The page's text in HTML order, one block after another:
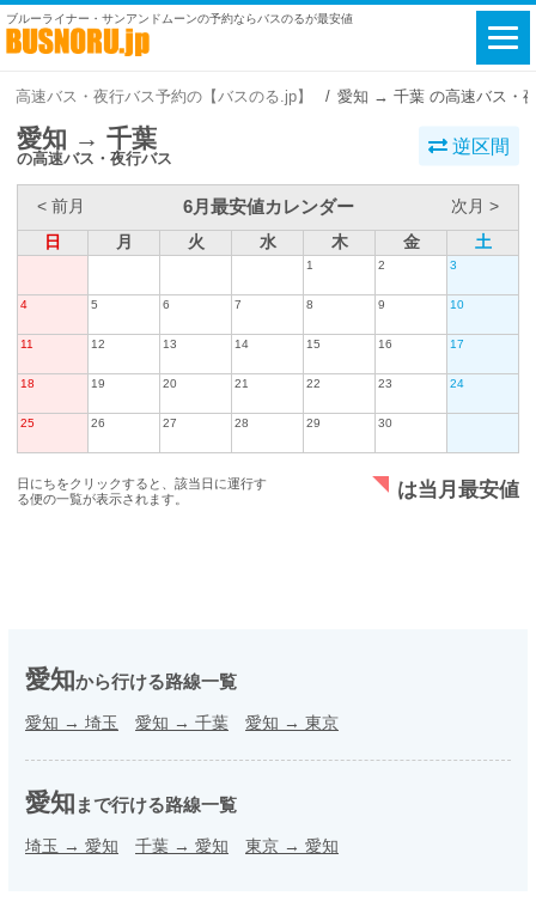
ブルーライナー・サンアンドムーンの予約ならバスのるが最安値
高速バス・夜行バス予約の【バスのる.jp】 愛知 → 千葉 の高速バス・
愛知 → 千葉
の高速バス・夜行バス
逆区間
< 前月 6月最安値カレンダー
次月 >
日
月 火 水 木 金 土
1 2 3
4 5 6 7 8 9 10
11 12 13 14 15 16 17
18 19 20 21 22 23 24
25 26 27 28 29 30
日にちをクリックすると、該当日に運行す
る便の一覧が表示されます。
は当月最安値
愛知から行ける路線一覧
愛知 → 埼玉 愛知 → 千葉 愛知 → 東京
愛知 まで行ける路線一覧
埼玉 → 愛知 千葉 → 愛知 東京 → 愛知